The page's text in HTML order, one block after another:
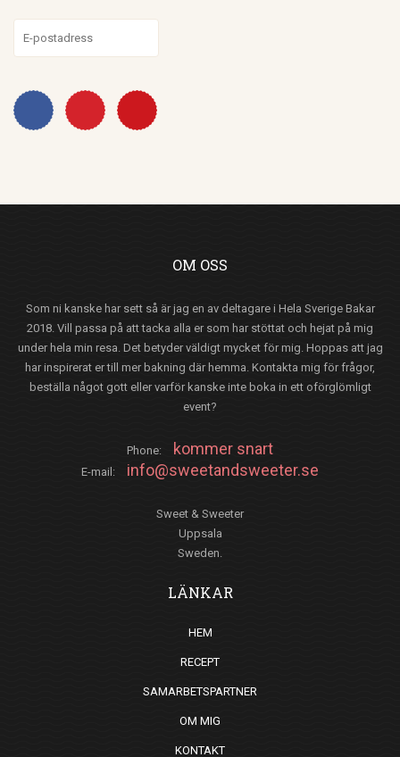
OM OSS
Som ni kanske har sett så är jag en av deltagare i Hela Sverige Bakar
2018. Vill passa på att tacka alla er som har stöttat och hejat på mig
under hela min resa. Det betyder väldigt mycket för mig. Hoppas att jag
har inspirerat er till mer bakning där hemma. Kontakta mig för frågor,
beställa något gott eller varför kanske inte boka in ett oförglömligt
event?
Phone: kommer snart
E-mail: info@sweetandsweeter.se
Sweet & Sweeter
Uppsala
Sweden.
LÄNKAR
HEM
RECEPT
SAMARBETSPARTNER
OM MIG
KONTAKT